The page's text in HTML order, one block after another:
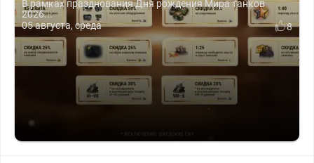
В рамках празднования Дня рождения Мира танков
2026...
05 августа, среда
8